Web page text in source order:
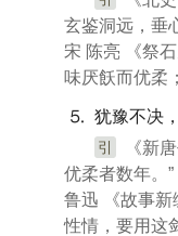
玄鉴洞远，垂
宋 陈亮 《祭
味厌飫而优柔
⒌ 犹豫不决，
引
《新
优柔者数年。”
鲁迅 《故事新
性情，要用这